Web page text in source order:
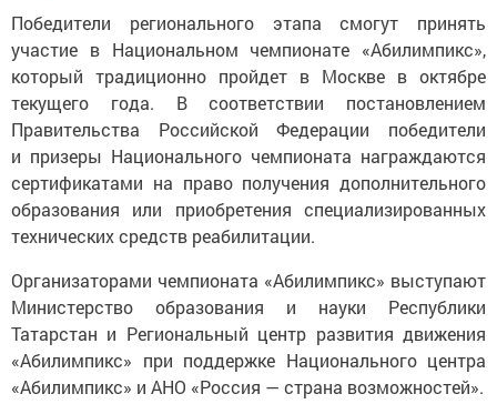
участие в Национальном чемпионате «Абилимпикс»,
который традиционно пройдет в Москве в октябре
текущего года. В соответствии постановлением
Правительства Российской Федерации победители
и призеры Национального чемпионата награждаются
сертификатами на право получения дополнительного
образования или приобретения специализированных
технических средств реабилитации.
Министерство образования и науки Республики
Татарстан и Региональный центр развития движения
«Абилимпикс» при поддержке Национального центра
«Абилимпикс» и АНО «Россия — страна возможностей».